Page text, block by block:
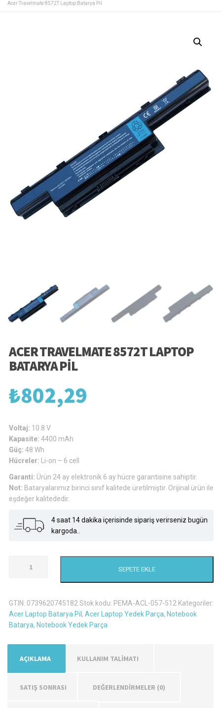
Acer Travelmate 8572T Laptop Batarya Pil
ACER TRAVELMATE 8572T LAPTOP
BATARYA PIL
₺802,29
Voltaj: 10.8 V
Kapasite: 4400 mAh
Güç: 48 Wh
Hücreler:
Li-on – 6 cell
Garanti: Ürün 24 ay elektronik 6 ay hücre garantisine sahiptir.
Not: Bataryalarımız birinci sınıf kalitede üretilmiştir. Orijinal ürün ile
eşdeğer kalitededir.
4 saat 14 dakika içerisinde sipariş verirseniz bugün
kargoda..
Travelmate
Batarya
Pil
adet
SEPETE EKLE
GTIN: 0739620745182 Stok kodu: PEMA-ACL-057-512 Kategoriler:
Acer Laptop Batarya Pil , Acer Laptop Yedek Parça, Notebook
Batarya, Notebook Yedek Parça
AÇIKLAMA KULLANIM TALİMATI
SATIŞ SONRASI DEĞERLENDIRMELER (0)